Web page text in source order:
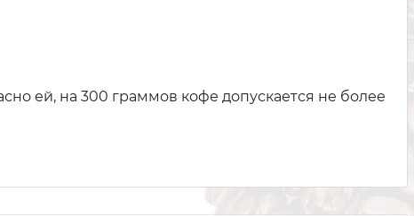
ей, на 300 граммов кофе допускается не более